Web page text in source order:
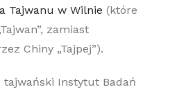
Tajwanu w Wilnie (które
zamiast
Chiny „Tajpej”).
tajwański Instytut Badań